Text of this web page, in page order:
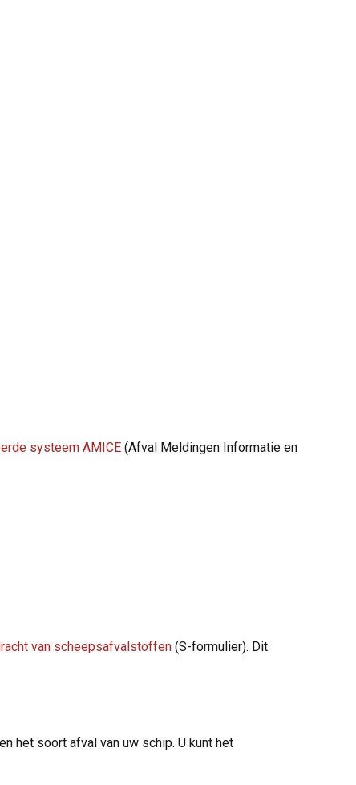
systeem AMICE (Afval Meldingen Informatie en
van scheepsafvalstoffen (S-formulier). Dit
het soort afval van uw schip. U kunt het